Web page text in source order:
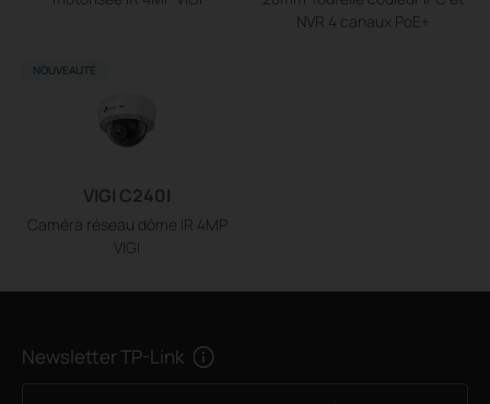
NVR 4 canaux PoE+
VIGI C240I
Caméra réseau dôme IR 4MP
VIGI
NOUVEAUTÉ
Newsletter TP-Link